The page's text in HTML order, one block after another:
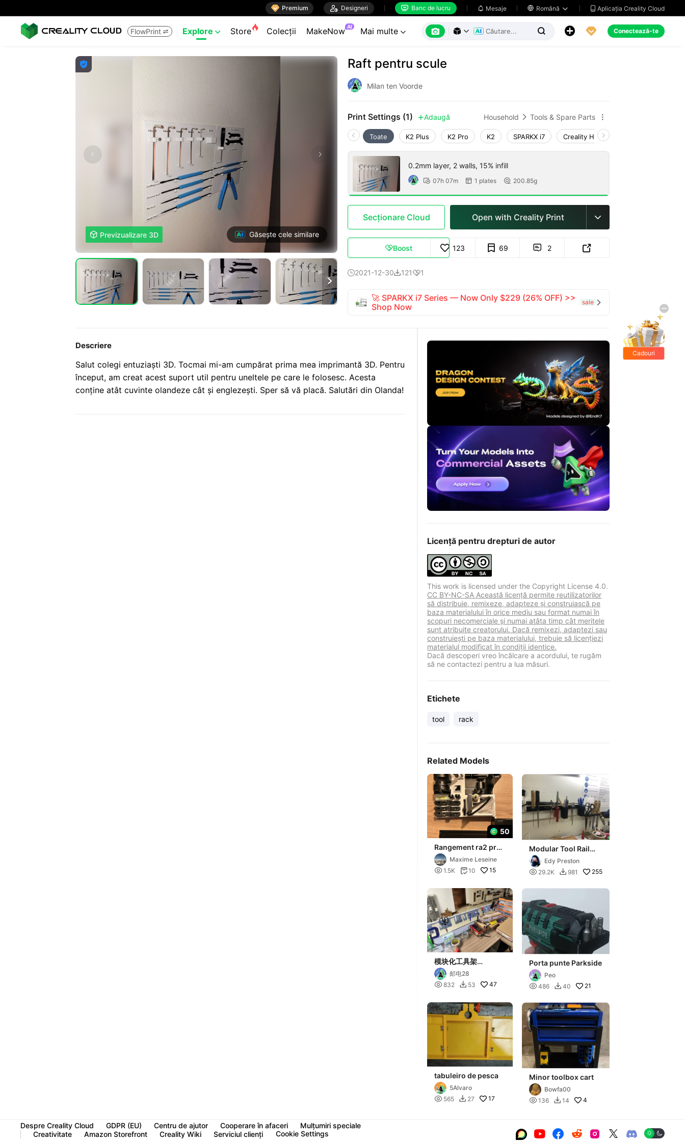
 Premium  Designeri  Banc de lucru  Mesaje  Română   Aplicația Creality Cloud
FlowPrint  Explore  Store Colecții MakeNow AI Mai multe        Conectează-te

 Previzualizare 3D Găsește cele similare

Raft pentru scule
Milan ten Voorde
Print Settings (1) Adaugă Household  Tools & Spare Parts 
Toate K2 Plus K2 Pro K2 SPARKX i7 Creality Hi
0.2mm layer, 2 walls, 15% infill
 07h 07m  1 plates  200.85g
Secționare Cloud Open with Creality Print 
Boost 123 69  2 
2021-12-301211
🚀 SPARKX i7 Series — Now Only $229 (26% OFF) >>
Shop Now
sale 
Descriere
Salut colegi entuziaști 3D. Tocmai mi-am cumpărat prima mea imprimantă 3D. Pentru
început, am creat acest suport util pentru uneltele pe care le folosesc. Acesta
conține atât cuvinte olandeze cât și englezești. Sper să vă placă. Salutări din Olanda!
Licență pentru drepturi de autor
This work is licensed under the Copyright License 4.0.
CC BY-NC-SA Această licență permite reutilizatorilor
să distribuie, remixeze, adapteze și construiască pe
baza materialului în orice mediu sau format numai în
scopuri necomerciale și numai atâta timp cât meritele
sunt atribuite creatorului. Dacă remixezi, adaptezi sau
construiești pe baza materialului, trebuie să licențiezi
materialul modificat în condiții identice.
Dacă descoperi vreo încălcare a acordului, te rugăm
să ne contactezi pentru a lua măsuri.
Etichete
tool rack
Related Models
50
Rangement ra2 pro
xtoolMaxime Leseine
 1.5K 10 15
Modular Tool Rail
SystemEdy Preston
 29.2K  981 255
模块化工具架
Modular tool rack
邮电28
 832  53 47
Porta punte Parkside
Peo
 486  40 21
tabuleiro de pesca
5Alvaro
 565  27 17
Minor toolbox cart
Bowfa00
 136  14 4
Despre Creality Cloud GDPR (EU) Centru de ajutor Cooperare în afaceri
Mulțumiri speciale
Creativitate
Amazon Storefront Creality Wiki Serviciul clienți Cookie Settings      
Cadouri